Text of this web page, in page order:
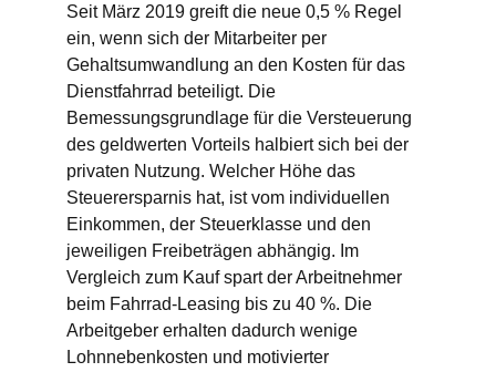
Seit März 2019 greift die neue 0,5 % Regel
ein, wenn sich der Mitarbeiter per
Gehaltsumwandlung an den Kosten für das
Dienstfahrrad beteiligt. Die
Bemessungsgrundlage für die Versteuerung
des geldwerten Vorteils halbiert sich bei der
privaten Nutzung. Welcher Höhe das
Steuerersparnis hat, ist vom individuellen
Einkommen, der Steuerklasse und den
jeweiligen Freibeträgen abhängig. Im
Vergleich zum Kauf spart der Arbeitnehmer
beim Fahrrad-Leasing bis zu 40 %. Die
Arbeitgeber erhalten dadurch wenige
Lohnnebenkosten und motivierter